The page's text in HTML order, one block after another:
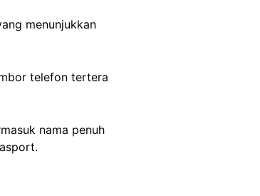
menunjukkan
telefon tertera
nama penuh